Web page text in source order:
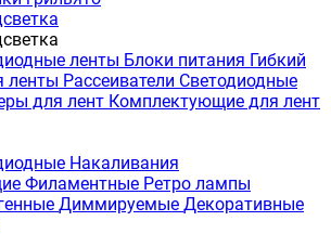
ленты Блоки питания Гибкий
ленты Рассеиватели Светодиодные
для лент Комплектующие для лент
Накаливания
Филаментные Ретро лампы
Диммируемые Декоративные